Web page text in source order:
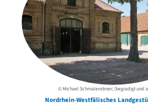
© Michael Schmalenstroer; (begradigt und
Nordrhein-Westfälisches